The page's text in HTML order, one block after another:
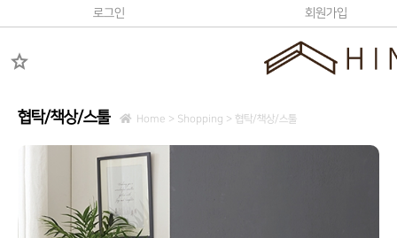
로그인 회원가입
star
협탁/책상/스툴 Home > Shopping > 협탁/책상/스툴